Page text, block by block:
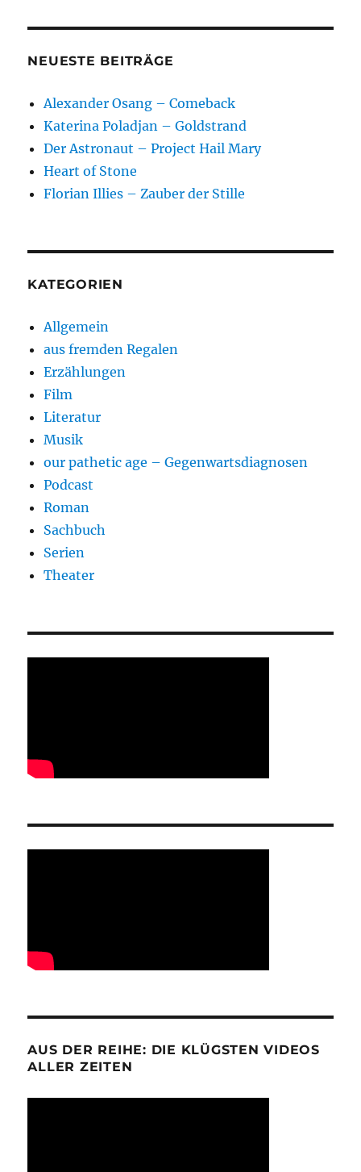
NEUESTE BEITRÄGE
Alexander Osang – Comeback
Katerina Poladjan – Goldstrand
Der Astronaut – Project Hail Mary
Heart of Stone
Florian Illies – Zauber der Stille
KATEGORIEN
Allgemein
aus fremden Regalen
Erzählungen
Film
Literatur
Musik
our pathetic age – Gegenwartsdiagnosen
Podcast
Roman
Sachbuch
Serien
Theater
AUS DER REIHE: DIE KLÜGSTEN VIDEOS
ALLER ZEITEN